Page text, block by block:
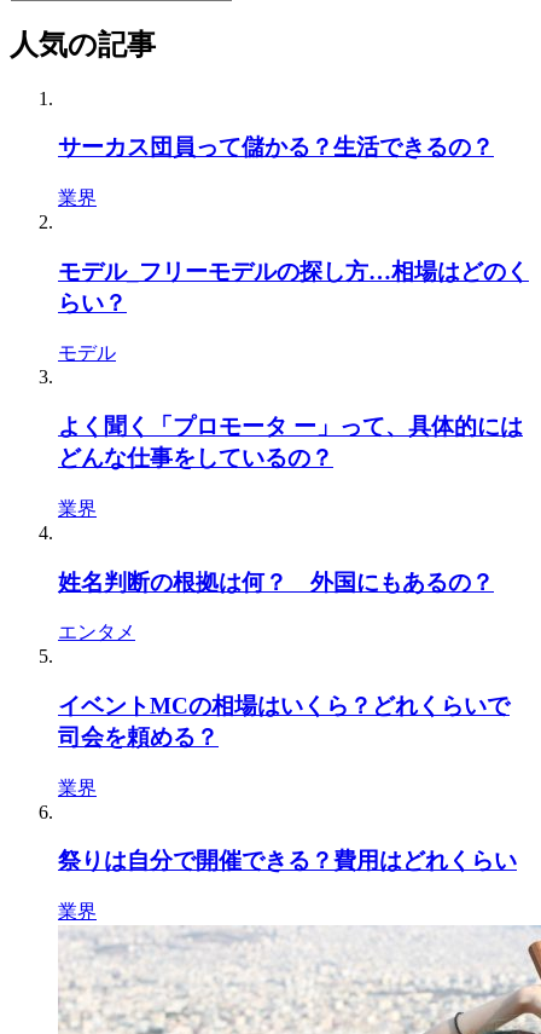
人気の記事
サーカス団員って儲かる？生活できるの？
業界
モデル_フリーモデルの探し方…相場はどのく
らい？
モデル
よく聞く「プロモータ ー」って、具体的には
どんな仕事をしているの？
業界
姓名判断の根拠は何？ 外国にもあるの？
エンタメ
イベントMCの相場はいくら？どれくらいで
司会を頼める？
業界
祭りは自分で開催できる？費用はどれくらい
業界